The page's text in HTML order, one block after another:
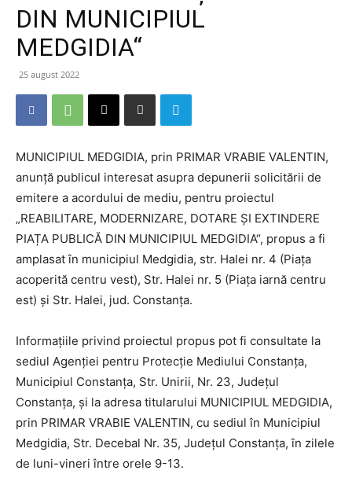
DIN MUNICIPIUL
MEDGIDIA“
25 august 2022
MUNICIPIUL MEDGIDIA, prin PRIMAR VRABIE VALENTIN,
anunță publicul interesat asupra depunerii solicitării de
emitere a acordului de mediu, pentru proiectul
„REABILITARE, MODERNIZARE, DOTARE ȘI EXTINDERE
PIAȚA PUBLICĂ DIN MUNICIPIUL MEDGIDIA“, propus a fi
amplasat în municipiul Medgidia, str. Halei nr. 4 (Piața
acoperită centru vest), Str. Halei nr. 5 (Piața iarnă centru
est) și Str. Halei, jud. Constanța.
Informațiile privind proiectul propus pot fi consultate la
sediul Agenției pentru Protecție Mediului Constanța,
Municipiul Constanța, Str. Unirii, Nr. 23, Județul
Constanța, și la adresa titularului MUNICIPIUL MEDGIDIA,
prin PRIMAR VRABIE VALENTIN, cu sediul în Municipiul
Medgidia, Str. Decebal Nr. 35, Județul Constanța, în zilele
de luni-vineri între orele 9-13.